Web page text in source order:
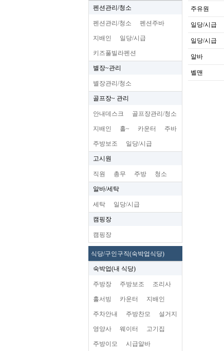
펜션관리/청소
펜션관리/청소 펜션주바
지배인 일당/시급
키즈풀빌라펜션
별장~관리
별장관리/청소
골프장~ 관리
안내데스크 골프장관리/청소
지배인 홀~ 카운터 주바
주방보조 일당/시급
고시원
직원 총무 주방 청소
알바/세탁
세탁 일당/시급
캠핑장
캠핑장
식당/구인구직(숙박업식당)
숙박업(내 식당)
주방장 주방보조 조리사
홀서빙 카운터 지배인
주차안내 주방찬모 설거지
영양사 웨이터 고기집
주방이모 시급알바
주유원
일당/시급
일당/시급
알바
벨맨